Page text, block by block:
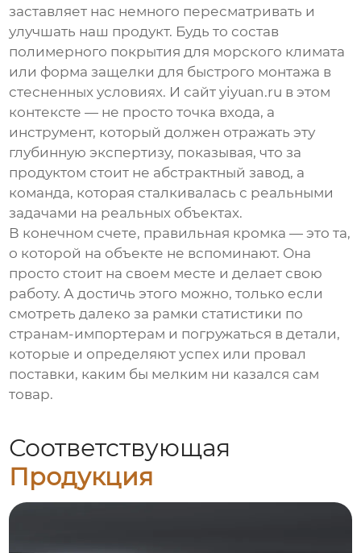
заставляет нас немного пересматривать и
улучшать наш продукт. Будь то состав
полимерного покрытия для морского климата
или форма защелки для быстрого монтажа в
стесненных условиях. И сайтyiyuan.ru в этом
контексте — не просто точка входа, а
инструмент, который должен отражать эту
глубинную экспертизу, показывая, что за
продуктом стоит не абстрактный завод, а
команда, которая сталкивалась с реальными
задачами на реальных объектах.
В конечном счете, правильная кромка — это та,
о которой на объекте не вспоминают. Она
просто стоит на своем месте и делает свою
работу. А достичь этого можно, только если
смотреть далеко за рамки статистики по
странам-импортерам и погружаться в детали,
которые и определяют успех или провал
поставки, каким бы мелким ни казался сам
товар.
Соответствующая
Продукция